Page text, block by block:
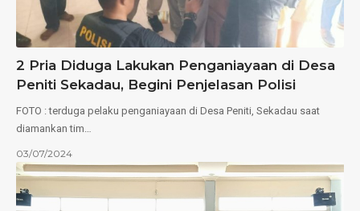
2 Pria Diduga Lakukan Penganiayaan di Desa
Peniti Sekadau, Begini Penjelasan Polisi
FOTO : terduga pelaku penganiayaan di Desa Peniti, Sekadau saat
diamankan tim…
03/07/2024